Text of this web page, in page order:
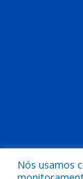
Nós usamos